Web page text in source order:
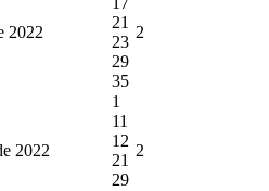
2022
21
23
29
35
2
2022
1
11
12
21
29
2